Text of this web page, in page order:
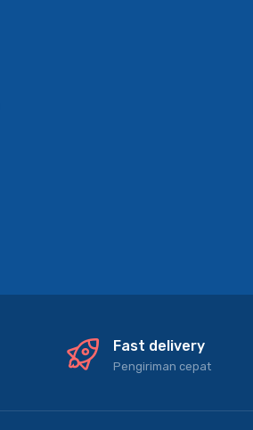
Fast delivery
Pengiriman cepat